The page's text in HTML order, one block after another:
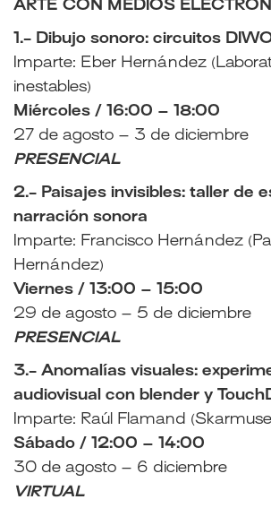
ARTE CON MEDIOS
1.- Dibujo sonoro: circuitos
Imparte: Eber Hernández
inestables)
Miércoles / 16:00 – 18:00
27 de agosto – 3 de diciembre
PRESENCIAL
2.- Paisajes invisibles: taller de
narración sonora
Imparte: Francisco Hernández
Hernández)
Viernes / 13:00 – 15:00
29 de agosto – 5 de diciembre
PRESENCIAL
3.- Anomalías visuales:
audiovisual con blender y
Imparte: Raúl Flamand
Sábado / 12:00 – 14:00
30 de agosto – 6 diciembre
VIRTUAL